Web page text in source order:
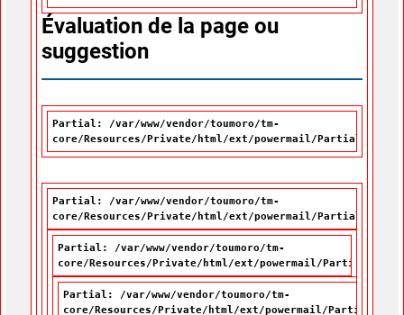
Évaluation de la page ou
suggestion
Partial: /var/www/vendor/toumoro/tm-
core/Resources/Private/html/ext/powermail/Partials/
Partial: /var/www/vendor/toumoro/tm-
core/Resources/Private/html/ext/powermail/Partials/
Partial: /var/www/vendor/toumoro/tm-
core/Resources/Private/html/ext/powermail/Partials/
Partial: /var/www/vendor/toumoro/tm-
core/Resources/Private/html/ext/powermail/Partials/